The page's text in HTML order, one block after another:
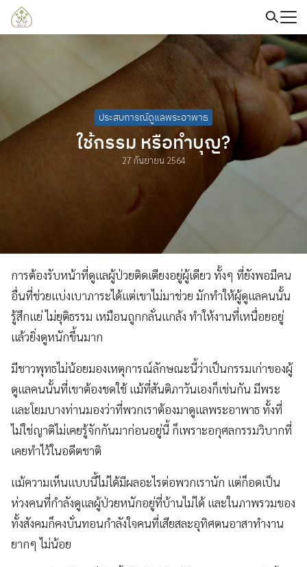
Skip
ประสบการณ์ดูแลพระอาพาธ
ใช้กรรม หรือทำบุญ?
27 กันยายน 2564
การต้องรับหน้าที่ดูแลผู้ป่วยติดเตียงอยู่ผู้เดียว ทั้งๆ ที่ยังพอมีคน
อื่นที่ช่วยแบ่งเบาภาระได้แต่เขาไม่มาช่วย มักทำให้ผู้ดูแลคนนั้น
รู้สึกแย่ ไม่ยุติธรรม เหมือนถูกกลั่นแกล้ง ทำให้งานที่เหนื่อยอยู่
แล้วยิ่งดูหนักขึ้นมาก
มีชาวพุทธไม่น้อยมองเหตุการณ์ลักษณะนี้ว่าเป็นกรรมเก่าของผู้
ดูแลคนนั้นที่เขาต้องชดใช้ แม้ที่สันติภาวันเองก็เช่นกัน มีพระ
และโยมบางท่านมองว่าที่พวกเราต้องมาดูแลพระอาพาธ ทั้งที่
ไม่ใช่ญาติไม่เคยรู้จักกันมาก่อนอยู่นี้ ก็เพราะอกุศลกรรมวิบากที่
เคยทำไว้ในอดีตชาติ
แม้ความเห็นแบบนี้ไม่ได้มีผลอะไรต่อพวกเรานัก แต่ก็อดเป็น
ห่วงคนที่กำลังดูแลผู้ป่วยหนักอยู่ที่บ้านไม่ได้ และในภาพรวมของ
ทั้งสังคมก็คงบั่นทอนกำลังใจคนที่เสียสละอุทิศตนอาสาทำงาน
ยากๆ ไม่น้อย